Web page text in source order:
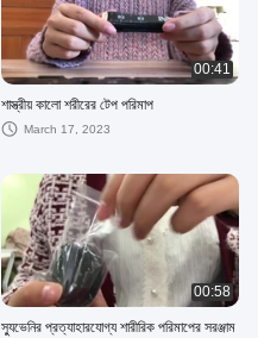
00:41
শাস্ত্রীয় কালো শরীরের টেপ পরিমাপ
March 17, 2023
00:58
স্যুভেনির প্রত্যাহারযোগ্য শারীরিক পরিমাপের সরঞ্জাম